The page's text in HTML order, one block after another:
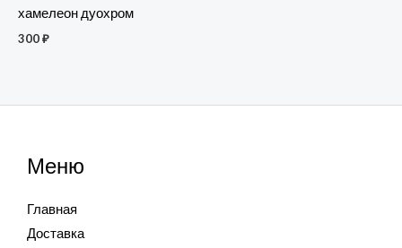
хамелеон дуохром
300₽
Меню
Главная
Доставка